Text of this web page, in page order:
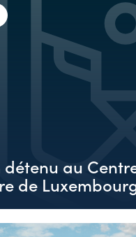
détenu au
de